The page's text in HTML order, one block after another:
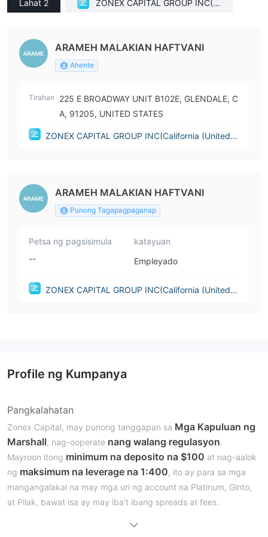
Lahat 2
ZONEX CAPITAL GROUP INC(C
ARAMEH MALAKIAN HAFTVANI
Ahente
Tirahan
225 E BROADWAY UNIT B102E, GLENDALE, C
A, 91205, UNITED STATES
ZONEX CAPITAL GROUP INC(California (United S
ARAMEH MALAKIAN HAFTVANI
Punong Tagapagpaganap
Petsa ng pagsisimula
--
katayuan
Empleyado
ZONEX CAPITAL GROUP INC(California (United S
Profile ng Kumpanya
Pangkalahatan
Zonex Capital, may punong tanggapan sa Mga Kapuluan ng
Marshall, nag-ooperate nang walang regulasyon.
Mayroon itong minimum na deposito na $100 at nag-aalok
ng maksimum na leverage na 1:400, ito ay para sa mga
mangangalakal na may mga uri ng account na Platinum, Ginto,
at Pilak, bawat isa ay may iba't ibang spreads at fees.